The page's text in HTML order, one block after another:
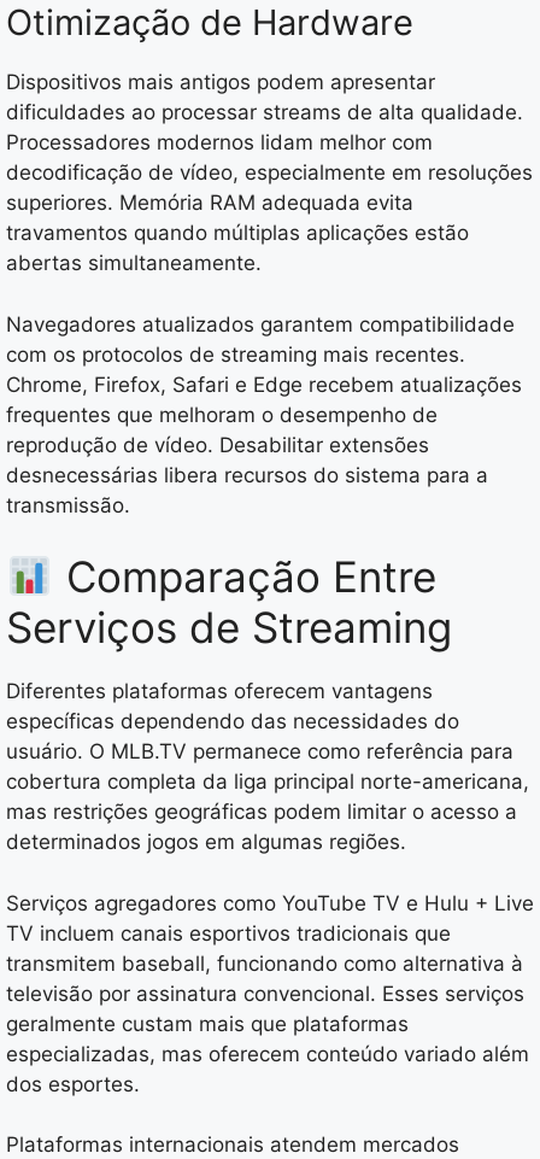
Otimização de Hardware
Dispositivos mais antigos podem apresentar
dificuldades ao processar streams de alta qualidade.
Processadores modernos lidam melhor com
decodificação de vídeo, especialmente em resoluções
superiores. Memória RAM adequada evita
travamentos quando múltiplas aplicações estão
abertas simultaneamente.
Navegadores atualizados garantem compatibilidade
com os protocolos de streaming mais recentes.
Chrome, Firefox, Safari e Edge recebem atualizações
frequentes que melhoram o desempenho de
reprodução de vídeo. Desabilitar extensões
desnecessárias libera recursos do sistema para a
transmissão.
Comparação Entre
Serviços de Streaming
Diferentes plataformas oferecem vantagens
específicas dependendo das necessidades do
usuário. O MLB.TV permanece como referência para
cobertura completa da liga principal norte-americana,
mas restrições geográficas podem limitar o acesso a
determinados jogos em algumas regiões.
Serviços agregadores como YouTube TV e Hulu + Live
TV incluem canais esportivos tradicionais que
transmitem baseball, funcionando como alternativa à
televisão por assinatura convencional. Esses serviços
geralmente custam mais que plataformas
especializadas, mas oferecem conteúdo variado além
dos esportes.
Plataformas internacionais atendem mercados